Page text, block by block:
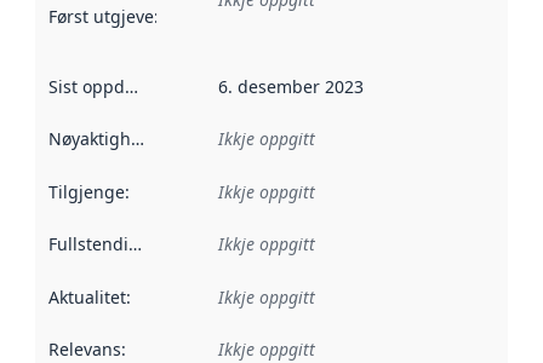
Først utgjeve: Denne datoen seier når dataa i dette
Sist oppdatert 6. desember 2023
Nøyaktigheit Ikkje oppgitt
Tilgjenge: Ikkje oppgitt
Fullstendigheit Ikkje oppgitt
Aktualitet: Ikkje oppgitt
Relevans: Ikkje oppgitt